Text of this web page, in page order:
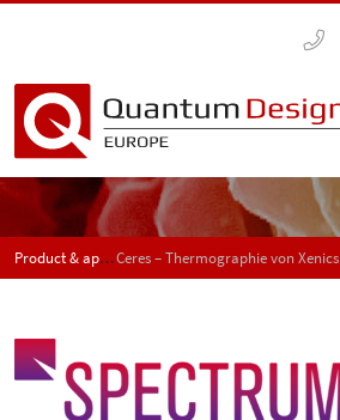
Product & application news - SPECTRUMCeres – Thermographie von Xenics